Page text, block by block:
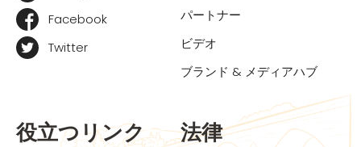
Facebook
Twitter
パートナー
ビデオ
ブランド & メディアハブ
役立つリンク 法律